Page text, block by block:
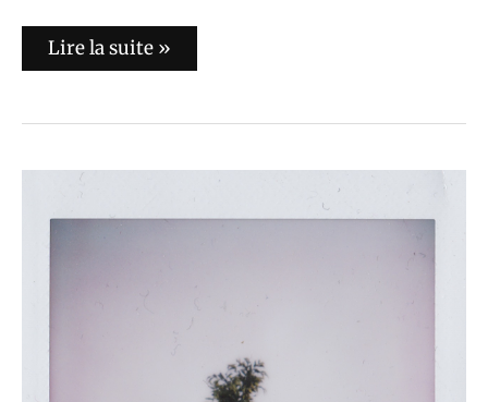
Lire la suite »
Blind
Citizen